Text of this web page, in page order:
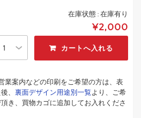
在庫状態 :在庫有り
¥2,000
業案内などの印刷をご希望の方は、表
、 裏面デザイン用途別一覧より、ご希
き、買物カゴに追加してお入れくださ